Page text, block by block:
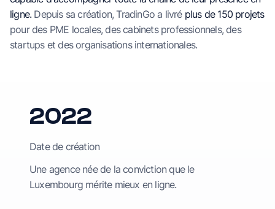
ligne. Depuis sa création, TradinGo a livré plus de 150 projets
pour des PME locales, des cabinets professionnels, des
startups et des organisations internationales.
2022
Date de création
Une agence née de la conviction que le
Luxembourg mérite mieux en ligne.